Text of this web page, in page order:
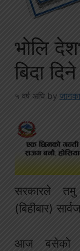
भोलि
बिदा
५ वर्ष अघि by
सरकारले तमु
(बिहीबार)
आज बसेको